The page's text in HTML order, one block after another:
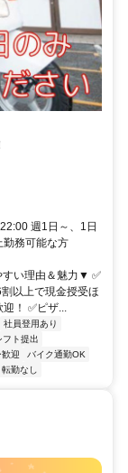
週1日～、1日
務可能な方
理由＆魅力▼ ✅
以上で現金授受ほ
！ ✅ピザ...
社員登用あり
フト提出
迎
バイク通勤OK
転勤なし